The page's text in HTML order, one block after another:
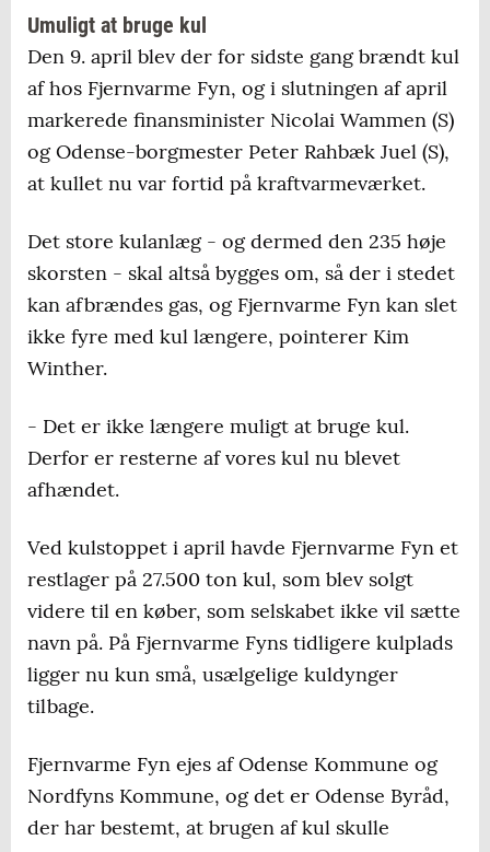
Umuligt at bruge kul
Den 9. april blev der for sidste gang brændt kul
af hos Fjernvarme Fyn, og i slutningen af april
markerede finansminister Nicolai Wammen (S)
og Odense-borgmester Peter Rahbæk Juel (S),
at kullet nu var fortid på kraftvarmeværket.
Det store kulanlæg - og dermed den 235 høje
skorsten - skal altså bygges om, så der i stedet
kan afbrændes gas, og Fjernvarme Fyn kan slet
ikke fyre med kul længere, pointerer Kim
Winther.
- Det er ikke længere muligt at bruge kul.
Derfor er resterne af vores kul nu blevet
afhændet.
Ved kulstoppet i april havde Fjernvarme Fyn et
restlager på 27.500 ton kul, som blev solgt
videre til en køber, som selskabet ikke vil sætte
navn på. På Fjernvarme Fyns tidligere kulplads
ligger nu kun små, usælgelige kuldynger
tilbage.
Fjernvarme Fyn ejes af Odense Kommune og
Nordfyns Kommune, og det er Odense Byråd,
der har bestemt, at brugen af kul skulle